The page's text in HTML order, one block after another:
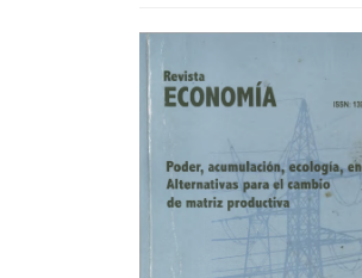
Barra
lateral
del
artículo